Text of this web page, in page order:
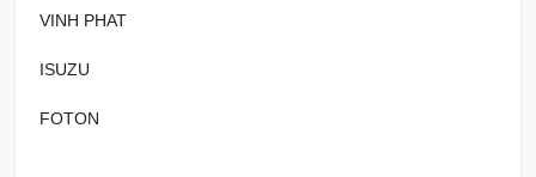
VINH PHAT
ISUZU
FOTON